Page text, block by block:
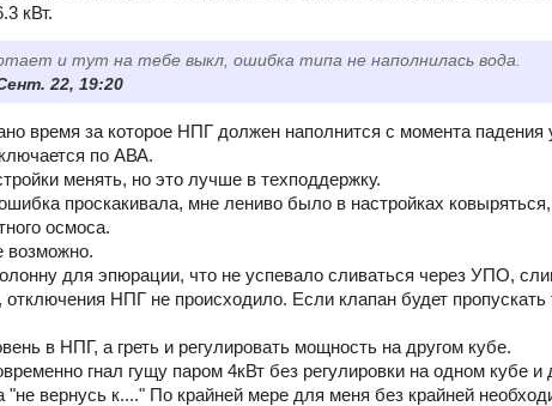
кВт.
и тут на тебе выкл, ошибка типа не наполнилась вода.
22, 19:20
время за которое НПГ должен наполнится с момента падения
по АВА.
менять, но это лучше в техподдержку.
проскакивала, мне лениво было в настройках
осмоса.
возможно.
для эпюрации, что не успевало сливаться через УПО,
отключения НПГ не происходило. Если клапан будет
в НПГ, а греть и регулировать мощность на другом кубе.
гнал гущу паром 4кВт без регулировки на одном кубе
вернусь к...." По крайней мере для меня без крайней